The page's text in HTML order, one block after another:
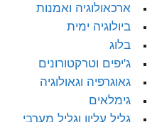
ארכאולוגיה ואמנות
ביולוגיה ימית
בלוג
ג'יפים וטרקטורונים
גאוגרפיה וגאולוגיה
גימלאים
גליל עליון וגליל מערבי